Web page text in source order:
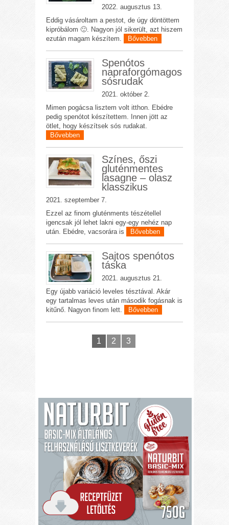
2022. augusztus 13.
Eddig vásároltam a pestot, de úgy döntöttem
kipróbálom 🙂. Nagyon jól sikerült, azt hiszem
ezután magam készítem.
Bővebben
Spenótos
napraforgómagos
sósrudak
2021. október 2.
Mimen pogácsa lisztem volt itthon. Ebédre
pedig spenótot készítettem. Innen jött az
ötlet, hogy készítsek sós rudakat.
Bővebben
Színes, őszi
gluténmentes
lasagne – olasz
klasszikus
2021. szeptember 7.
Ezzel az finom gluténments tészétellel
igencsak jól lehet lakni egy-egy nehéz nap
után. Ebédre, vacsorára is
Bővebben
Sajtos spenótos
táska
2021. augusztus 21.
Egy újabb variáció leveles tésztával. Akár
egy tartalmas leves után második fogásnak is
kitűnő. Nagyon finom lett.
Bővebben
1 2 3